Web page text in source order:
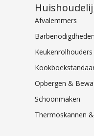
Afvalemmers
Barbenodigdheden
Keukenrolhouders
Opbergen &
Schoonmaken
Thermoskannen